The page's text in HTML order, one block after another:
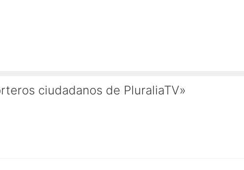
ciudadanos de PluraliaTV»